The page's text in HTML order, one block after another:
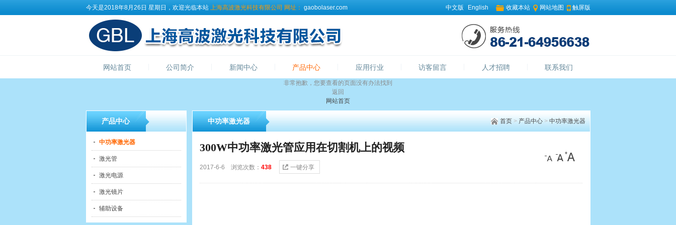
今天是2018年8月26日 星期日，欢迎光临本站 上海高波激光科技有限公司 网址： gaobolaser.com 中文版 English 收藏本站 网站地图 触屏版
网站首页 公司简介 新闻中心 产品中心 应用行业 访客留言 人才招聘 联系我们
非常抱歉，您要查看的页面没有办法找到
返回
网站首页
首页> 产品中心> 中功率激光器
产品中心
中功率激光器
激光管
激光电源
激光镜片
辅助设备
中功率激光器
300W中功率激光管应用在切割机上的视频
2017-6-6 浏览次数： 438 一键分享